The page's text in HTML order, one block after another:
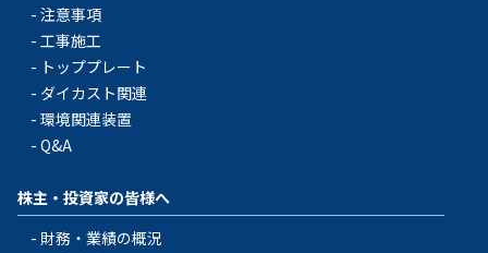
注意事項
工事施工
トッププレート
ダイカスト関連
環境関連装置
Q&A
株主・投資家の皆様へ
財務・業績の概況